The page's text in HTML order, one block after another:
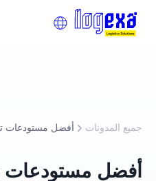
جميع المدونات
أفضل